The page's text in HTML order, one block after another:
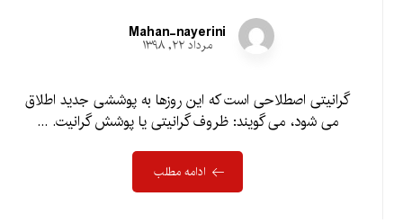
Mahan-nayerini
مرداد ۲۲, ۱۳۹۸
گرانیتی اصطلاحی است که این روزها به پوششی جدید اطلاق
می شود، می گویند: ظروف گرانیتی یا پوشش گرانیت. ...
ادامه مطلب